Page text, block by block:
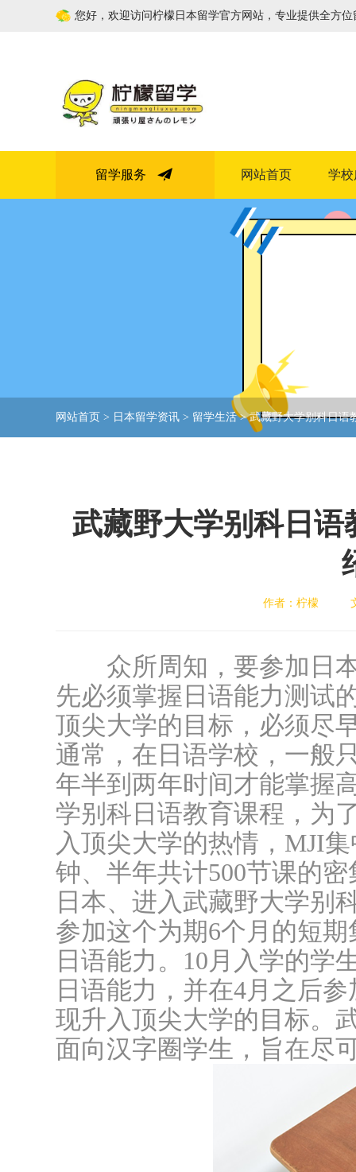
您好，欢迎访问柠檬日本留学官方网站，专业提供全方位
留学服务 网站首页 学
网站首页 > 日本留学资讯 > 留学生活 > 武藏野大学别科日语
武藏野大学别科日
作者：柠檬
众所周知，要参加日本
先必须掌握日语能力测试
顶尖大学的目标，必须
通常，在日语学校，一般
年半到两年时间才能掌握
学别科日语教育课程，为
入顶尖大学的热情，MJI
钟、半年共计500节课的
日本、进入武藏野大学别
参加这个为期6个月的短
日语能力。10月入学的学
日语能力，并在4月之后
现升入顶尖大学的目标。
面向汉字圈学生，旨在尽